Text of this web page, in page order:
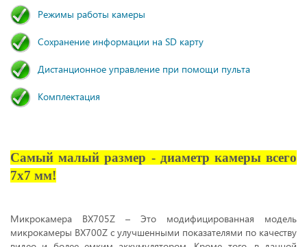
Режимы работы камеры
Сохранение информации на SD карту
Дистанционное управление при помощи пульта
Комплектация
Самый малый размер - диаметр камеры всего
7х7 мм!
Микрокамера BX705Z – Это модифицированная модель
микрокамеры BX700Z с улучшенными показателями по качеству